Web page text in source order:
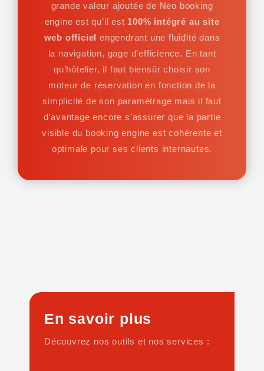
grande valeur ajoutée de Neo booking
engine est qu’il est 100% intégré au site
web officiel engendrant une fluidité dans
la navigation, gage d’efficience. En tant
qu’hôtelier, il faut biensûr choisir son
moteur de réservation en fonction de la
simplicité de son paramétrage mais il faut
d’avantage encore s’assurer que la partie
visible du booking engine est cohérente et
optimale pour ses clients internautes.
En savoir plus
Découvrez nos outils et nos services :